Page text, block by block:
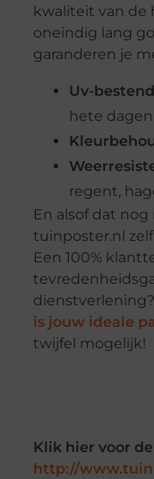
kwaliteit van de
oneindig lang
garanderen je
Uv-
hete
regent,
En alsof dat
tuinposter.nl
Een 100%
is jouw ideale
twijfel mogelijk!
Klik hier voor
http://